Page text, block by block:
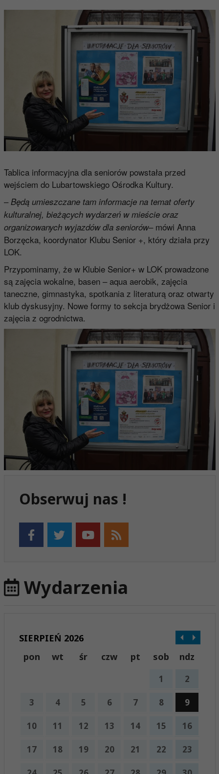
Tablica informacyjna dla seniorów powstała przed
wejściem do Lubartowskiego Ośrodka Kultury.
–Będą umieszczane tam informacje na temat oferty
kulturalnej, bieżących wydarzeń w mieście oraz
organizowanych wyjazdów dla seniorów– mówi Anna
Borzęcka, koordynator Klubu Senior +, który działa przy
LOK.
Przypominamy, że w Klubie Senior+ w LOK prowadzone
są zajęcia wokalne, basen – aqua aerobik, zajęcia
taneczne, gimnastyka, spotkania z literaturą oraz otwarty
klub dyskusyjny. Nowe formy to sekcja brydżowa Senior i
zajęcia z ogrodnictwa.
Obserwuj nas !
Wydarzenia
SIERPIEŃ 2026
pon
wt śr czw pt sob ndz
1 2
3 4 5 6 7 8 9
10 11 12 13 14 15 16
17 18 19 20 21 22 23